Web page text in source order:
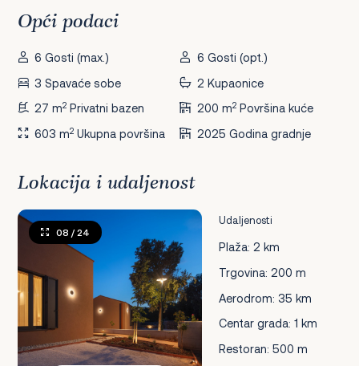
Opći podaci
6 Gosti (max.)
6 Gosti (opt.)
3 Spavaće sobe
2 Kupaonice
27 m2 Privatni bazen 200 m2Površina kuće
603 m2 Ukupna površina 2025 Godina gradnje
Lokacija i udaljenost
Udaljenosti
Plaža: 2 km
Trgovina: 200 m
Aerodrom: 35 km
Centar grada: 1 km
Restoran: 500 m
08 / 24